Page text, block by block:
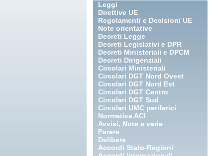
Leggi
Direttive UE
Regolamenti e Decisioni UE
Note orientative
Decreti Legge
Decreti Legislativi e DPR
Decreti Ministeriali e DPCM
Decreti Dirigenziali
Circolari Ministeriali
Circolari DGT Nord Ovest
Circolari DGT Nord Est
Circolari DGT Centro
Circolari DGT Sud
Circolari UMC periferici
Normativa ACI
Avvisi, Note e varie
Parere
Delibere
Accordi Stato-Regioni